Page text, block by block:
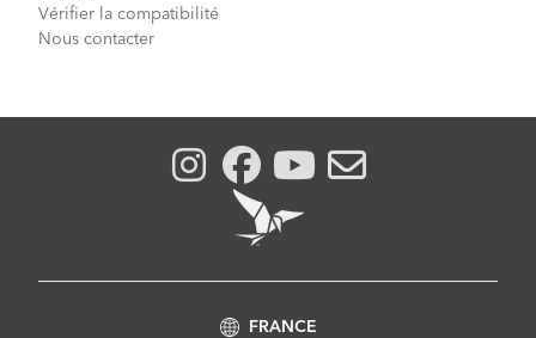
Vérifier la compatibilité
Nous contacter
FRANCE